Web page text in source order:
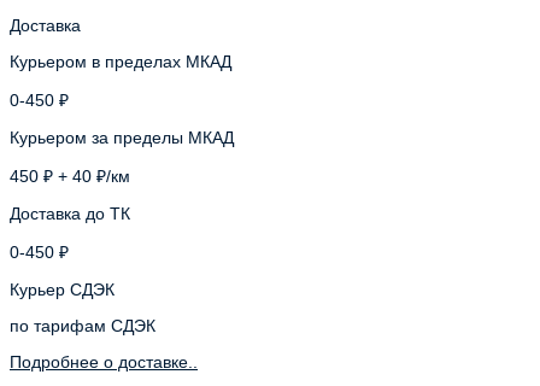
Доставка
Курьером в пределах МКАД
0-450 ₽
Курьером за пределы МКАД
450 ₽ + 40 ₽/км
Доставка до ТК
0-450 ₽
Курьер СДЭК
по тарифам СДЭК
Подробнее о доставке..